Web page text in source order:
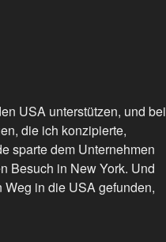
USA unterstützen, und bei
die ich konzipierte,
sparte dem Unternehmen
Besuch in New York. Und
in die USA gefunden,